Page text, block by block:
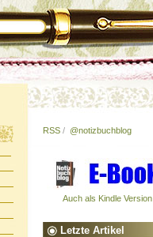
RSS / @notizbuchblog
Auch als Kindle Version
Letzte Artikel